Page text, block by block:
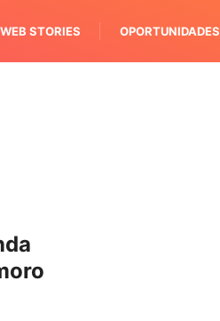
WEB STORIES OPORTUNIDADES